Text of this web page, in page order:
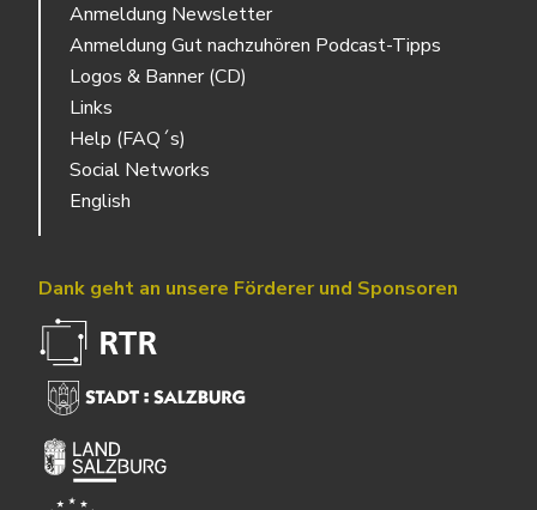
Anmeldung Newsletter
Anmeldung Gut nachzuhören Podcast-Tipps
Logos & Banner (CD)
Links
Help (FAQ´s)
Social Networks
English
Dank geht an unsere Förderer und Sponsoren